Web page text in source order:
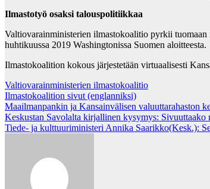
Ilmastotyö osaksi talouspolitiikkaa
Valtiovarainministerien ilmastokoalitio pyrkii
huhtikuussa 2019 Washingtonissa Suomen aloitteesta.
Ilmastokoalition kokous järjestetään virtuaalisesti
Valtiovarainministerien ilmastokoalitio
Ilmastokoalition sivut (englanniksi)
Maailmanpankin ja Kansainvälisen valuuttarahaston
Post
navigation
Keskustan Savolalta kirjallinen kysymys:
Tiede- ja kulttuuriministeri Annika Saarikko(Kesk.):